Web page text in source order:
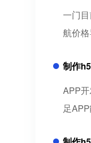
一门
航价
制作
APP
足